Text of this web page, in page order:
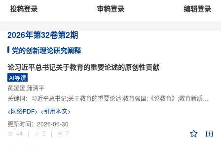
投稿登录 审稿登录 编辑登录
2026年第32卷第2期
党的创新理论研究阐释
论习近平总书记关于教育的重要论述的原创性贡献
AI导读
黄媛媛,蒲清平
关键词： 习近平总书记;关于教育的重要论述;教育强国;《论教育》;教育新质生产力;教育人工智能
<网络PDF> <引用本文>
更新时间： 2026-06-30
44
| 5 | 7